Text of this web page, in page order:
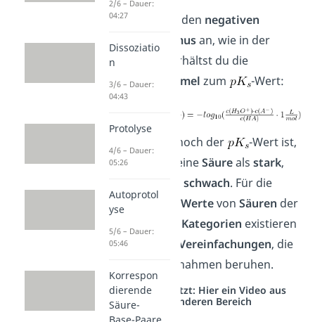
Wendest du nun den negativen
Zehnerlogarithmusan, wie in der
ersten Formel, erhältst du die
ausführliche Formel zum -Wert:
Je nachdem wie hoch der
-Wert ist,
klassifizierst du eineSäurealsstark,
oderschwach. Für die
BerechnungderWertevonSäuren der
Kategorien existieren
mathematische
Vereinfachungen, die
auf gewissen Annahmen beruhen.
Studyflix vernetzt: Hier ein Video aus
einem anderen Bereich
2/6 – Dauer:
04:27
Dissoziatio
n
3/6 – Dauer:
04:43
Protolyse
4/6 – Dauer:
05:26
Autoprotol
yse
5/6 – Dauer:
05:46
Korrespon
dierende
Säure-